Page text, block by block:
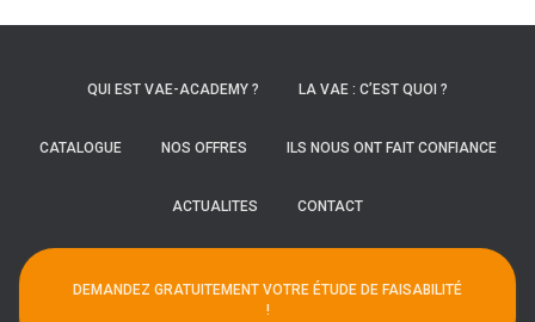
QUI EST VAE-ACADEMY ? LA VAE : C’EST QUOI ?
CATALOGUE NOS OFFRES ILS NOUS ONT FAIT CONFIANCE
ACTUALITES CONTACT
DEMANDEZ GRATUITEMENT VOTRE ÉTUDE DE FAISABILITÉ
!